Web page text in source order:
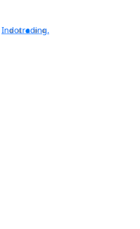
Indotrading.